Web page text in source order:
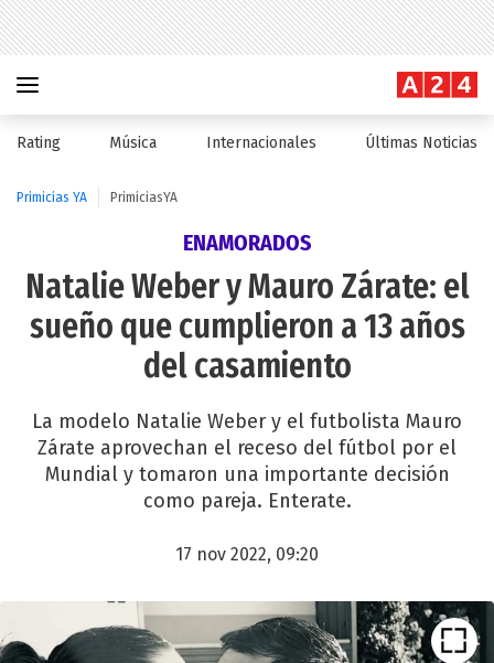
Rating Música Internacionales Últimas Noticias
Primicias YA PrimiciasYA
ENAMORADOS
Natalie Weber y Mauro Zárate: el
sueño que cumplieron a 13 años
del casamiento
La modelo Natalie Weber y el futbolista Mauro
Zárate aprovechan el receso del fútbol por el
Mundial y tomaron una importante decisión
como pareja. Enterate.
17 nov 2022, 09:20